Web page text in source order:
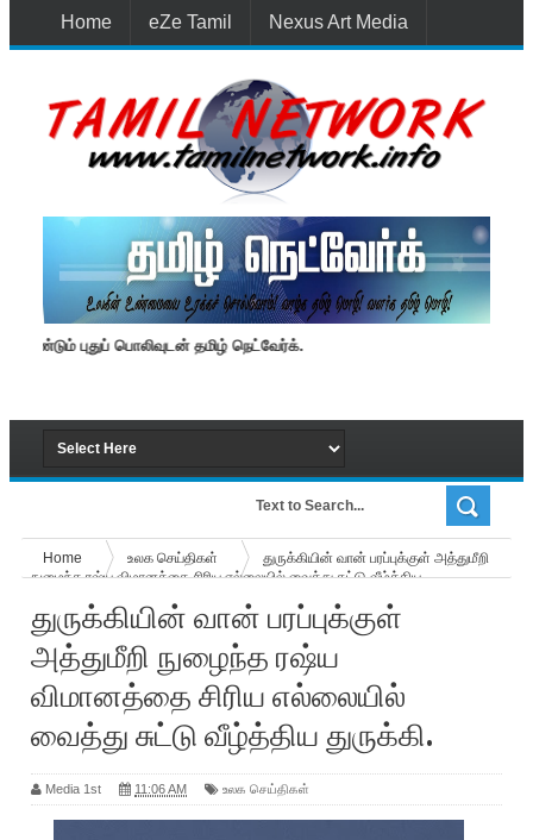
Home eZe Tamil Nexus Art Media
மீண்டும் புதுப் பொலிவுடன் தமிழ் நெட்வேர்க்.
Home உலக செய்திகள்
துருக்கியின் வான் பரப்புக்குள் அத்துமீறி
நுழைந்த ரஷ்ய விமானத்தை சிரிய எல்லையில் வைத்து சுட்டு வீழ்த்திய
துருக்கியின் வான் பரப்புக்குள்
அத்துமீறி நுழைந்த ரஷ்ய
விமானத்தை சிரிய எல்லையில்
வைத்து சுட்டு வீழ்த்திய துருக்கி.
Media 1st 11:06 AM உலக செய்திகள்